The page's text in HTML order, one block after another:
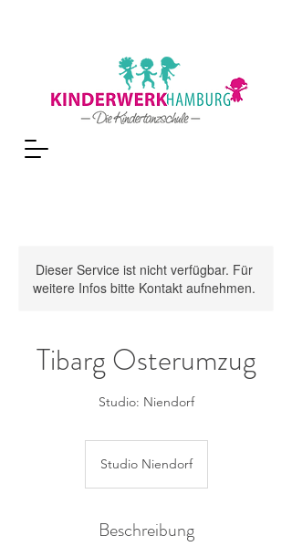
Dieser Service ist nicht verfügbar. Für
weitere Infos bitte Kontakt aufnehmen.
Tibarg Osterumzug
Studio: Niendorf
Studio Niendorf
Beschreibung